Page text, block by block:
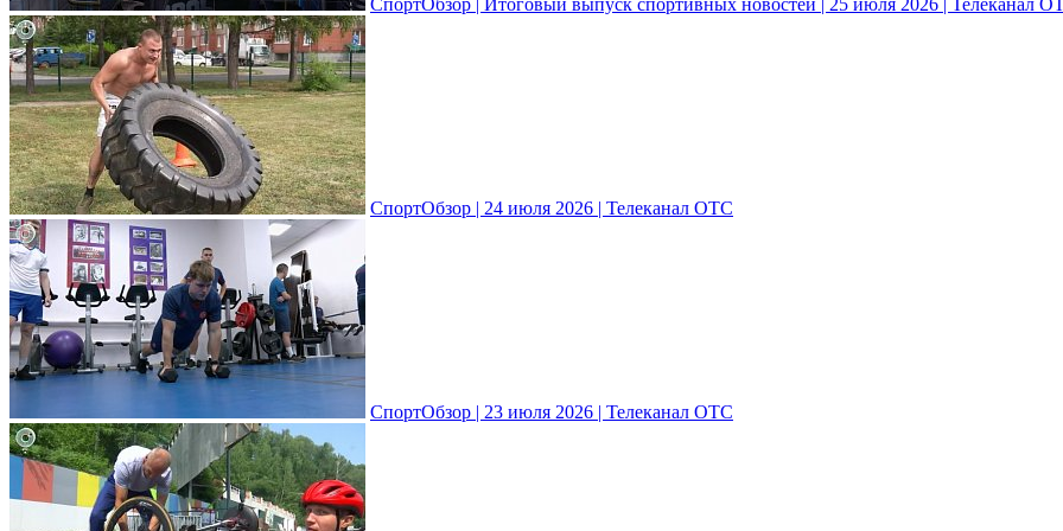
СпортОбзор | 24 июля 2026 | Телеканал ОТС
СпортОбзор | 23 июля 2026 | Телеканал ОТС